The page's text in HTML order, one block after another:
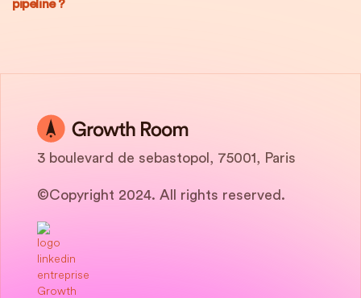
pipeline ?
3 boulevard de sebastopol, 75001, Paris
©Copyright 2024. All rights reserved.